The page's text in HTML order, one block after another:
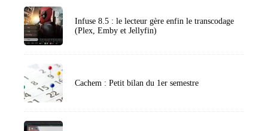
Infuse 8.5 : le lecteur gère enfin le transcodage
(Plex, Emby et Jellyfin)
Cachem : Petit bilan du 1er semestre